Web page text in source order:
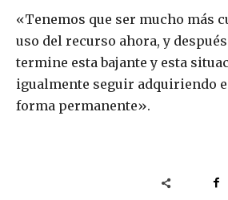
«Tenemos que ser mucho más
uso del recurso ahora, y
termine esta bajante y esta
igualmente seguir adquiriendo
forma permanente».